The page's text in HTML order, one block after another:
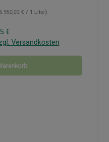
€ / 1 Liter)
Preis:
€
Versandkosten